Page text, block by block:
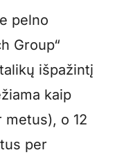
pelno
Group“
išpažintį
kaip
o 12
per